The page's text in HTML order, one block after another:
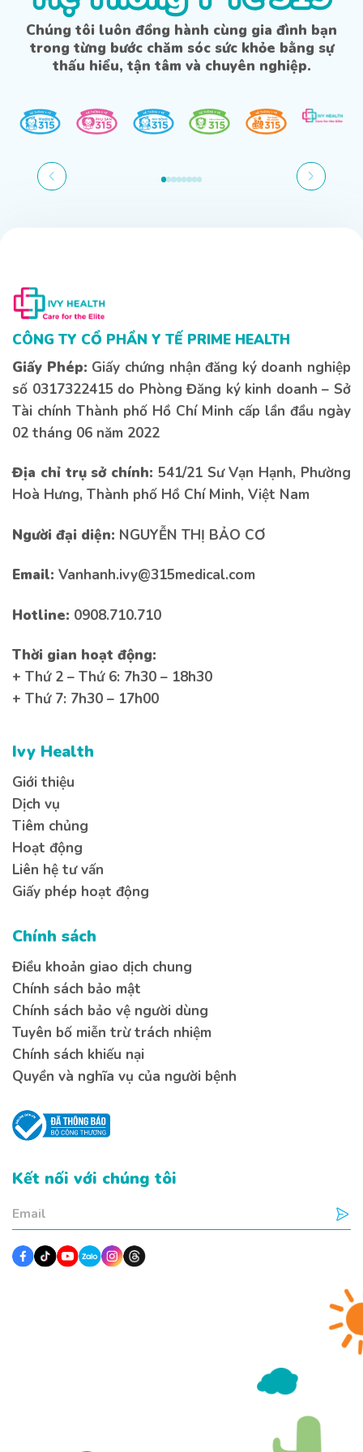
Chúng tôi luôn đồng hành cùng gia đình bạn
trong từng bước chăm sóc sức khỏe bằng sự
thấu hiểu, tận tâm và chuyên nghiệp.
CÔNG TY CỔ PHẦN Y TẾ PRIME HEALTH
Giấy Phép: Giấy chứng nhận đăng ký doanh nghiệp
số 0317322415 do Phòng Đăng ký kinh doanh – Sở
Tài chính Thành phố Hồ Chí Minh cấp lần đầu ngày
02 tháng 06 năm 2022
Địa chỉ trụ sở chính: 541/21 Sư Vạn Hạnh, Phường
Hoà Hưng, Thành phố Hồ Chí Minh, Việt Nam
Người đại diện: NGUYỄN THỊ BẢO CƠ
Email: Vanhanh.ivy@315medical.com
Hotline: 0908.710.710
Thời gian hoạt động:
+ Thứ 2 – Thứ 6: 7h30 – 18h30
+ Thứ 7: 7h30 – 17h00
Ivy Health
Giới thiệu
Dịch vụ
Tiêm chủng
Hoạt động
Liên hệ tư vấn
Giấy phép hoạt động
Chính sách
Điều khoản giao dịch chung
Chính sách bảo mật
Chính sách bảo vệ người dùng
Tuyên bố miễn trừ trách nhiệm
Chính sách khiếu nại
Quyền và nghĩa vụ của người bệnh
Kết nối với chúng tôi